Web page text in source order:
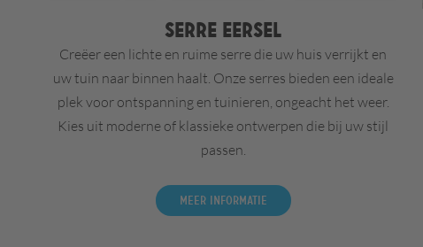
Serre Eersel
Creëer een lichte en ruime serre die uw huis verrijkt en
uw tuin naar binnen haalt. Onze serres bieden een ideale
plek voor ontspanning en tuinieren, ongeacht het weer.
Kies uit moderne of klassieke ontwerpen die bij uw stijl
passen.
Meer informatie